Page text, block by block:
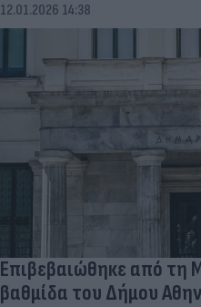
12.01.2026 14:38
Επιβεβαιώθηκε από τη
βαθμίδα του Δήμου